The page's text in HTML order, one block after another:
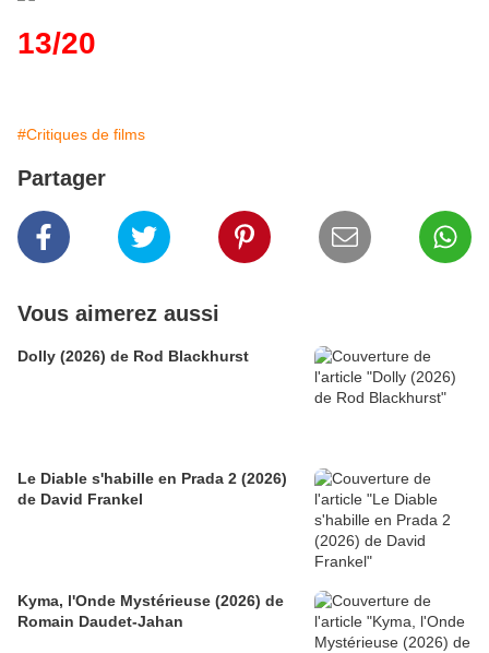
13/20
#Critiques de films
Partager
Vous aimerez aussi
Dolly (2026) de Rod Blackhurst
Le Diable s'habille en Prada 2 (2026)
de David Frankel
Kyma, l'Onde Mystérieuse (2026) de
Romain Daudet-Jahan